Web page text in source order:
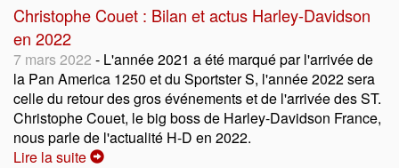
Christophe Couet : Bilan et actus Harley-Davidson
en 2022
7 mars 2022 - L'année 2021 a été marqué par l'arrivée de
la Pan America 1250 et du Sportster S, l'année 2022 sera
celle du retour des gros événements et de l'arrivée des ST.
Christophe Couet, le big boss de Harley-Davidson France,
nous parle de l'actualité H-D en 2022.
Lire la suite